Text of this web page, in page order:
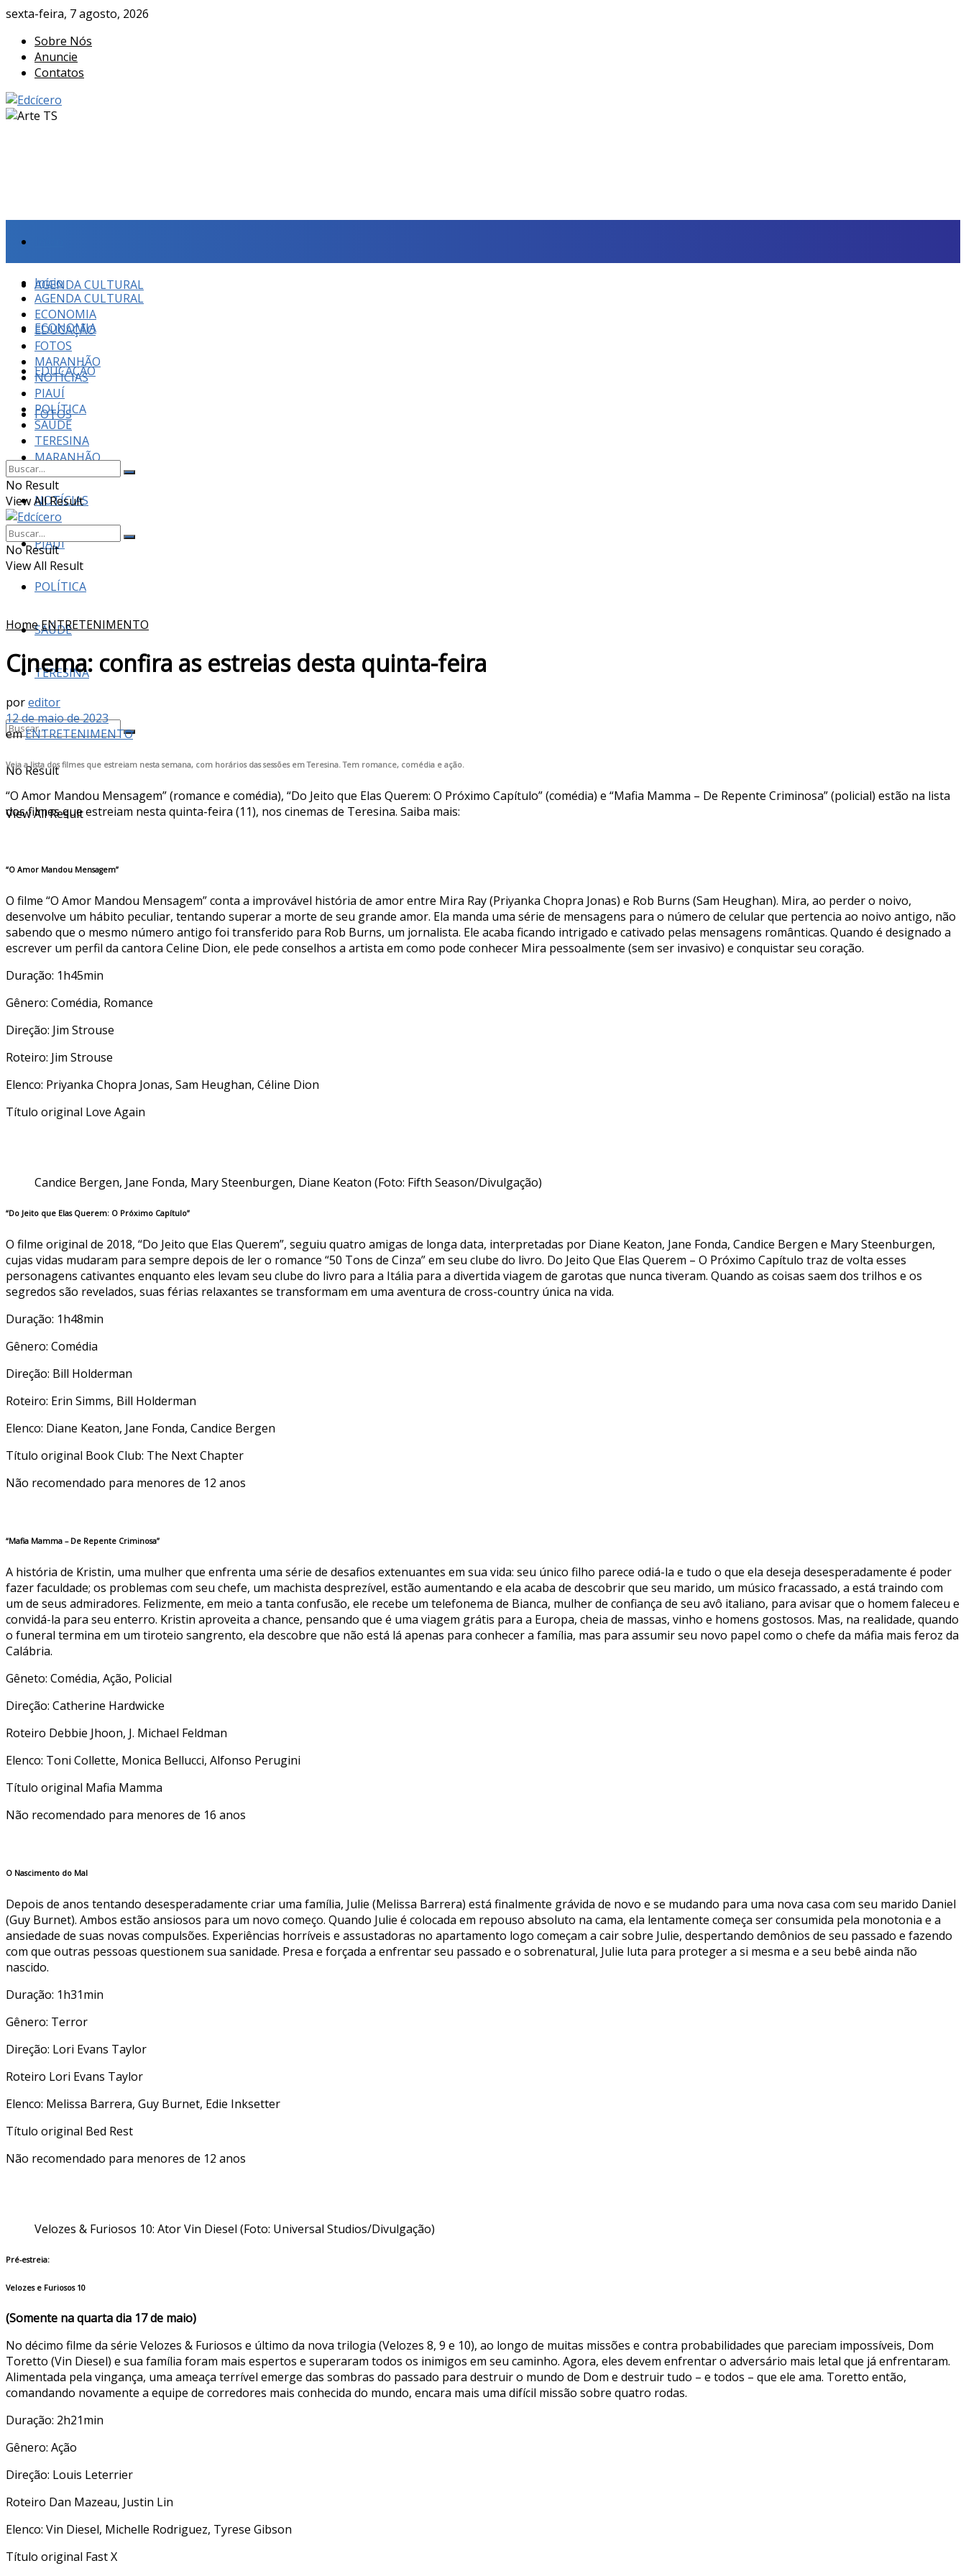
sexta-feira, 7 agosto, 2026
Sobre Nós
Anuncie
Contatos
AGENDA CULTURAL
ECONOMIA
EDUCAÇÃO
FOTOS
MARANHÃO
NOTÍCIAS
PIAUÍ
POLÍTICA
SAÚDE
TERESINA
No Result
View All Result
Início
AGENDA CULTURAL
ECONOMIA
EDUCAÇÃO
FOTOS
MARANHÃO
NOTÍCIAS
PIAUÍ
POLÍTICA
SAÚDE
TERESINA
No Result
View All Result
No Result
View All Result
Home ENTRETENIMENTO
Cinema: confira as estreias desta quinta-feira
poreditor
12 de maio de 2023
emENTRETENIMENTO
Veja a lista dos filmes que estreiam nesta semana, com horários das sessões em Teresina. Tem romance, comédia e ação.
“O Amor Mandou Mensagem” (romance e comédia), “Do Jeito que Elas Querem: O Próximo Capítulo” (comédia) e “Mafia Mamma – De Repente Criminosa” (policial) estão na lista
dos filmes que estreiam nesta quinta-feira (11), nos cinemas de Teresina. Saiba mais:
“O Amor Mandou Mensagem”
O filme “O Amor Mandou Mensagem” conta a improvável história de amor entre Mira Ray (Priyanka Chopra Jonas) e Rob Burns (Sam Heughan). Mira, ao perder o noivo,
desenvolve um hábito peculiar, tentando superar a morte de seu grande amor. Ela manda uma série de mensagens para o número de celular que pertencia ao noivo antigo, não
sabendo que o mesmo número antigo foi transferido para Rob Burns, um jornalista. Ele acaba ficando intrigado e cativado pelas mensagens românticas. Quando é designado a
escrever um perfil da cantora Celine Dion, ele pede conselhos a artista em como pode conhecer Mira pessoalmente (sem ser invasivo) e conquistar seu coração.
Duração: 1h45min
Gênero: Comédia, Romance
Direção: Jim Strouse
Roteiro: Jim Strouse
Elenco: Priyanka Chopra Jonas, Sam Heughan, Céline Dion
Título original Love Again
Candice Bergen, Jane Fonda, Mary Steenburgen, Diane Keaton (Foto: Fifth Season/Divulgação)
“Do Jeito que Elas Querem: O Próximo Capítulo”
O filme original de 2018, “Do Jeito que Elas Querem”, seguiu quatro amigas de longa data, interpretadas por Diane Keaton, Jane Fonda, Candice Bergen e Mary Steenburgen,
cujas vidas mudaram para sempre depois de ler o romance “50 Tons de Cinza” em seu clube do livro. Do Jeito Que Elas Querem – O Próximo Capítulo traz de volta esses
personagens cativantes enquanto eles levam seu clube do livro para a Itália para a divertida viagem de garotas que nunca tiveram. Quando as coisas saem dos trilhos e os
segredos são revelados, suas férias relaxantes se transformam em uma aventura de cross-country única na vida.
Duração: 1h48min
Gênero: Comédia
Direção: Bill Holderman
Roteiro: Erin Simms, Bill Holderman
Elenco: Diane Keaton, Jane Fonda, Candice Bergen
Título original Book Club: The Next Chapter
Não recomendado para menores de 12 anos
“Mafia Mamma – De Repente Criminosa”
A história de Kristin, uma mulher que enfrenta uma série de desafios extenuantes em sua vida: seu único filho parece odiá-la e tudo o que ela deseja desesperadamente é poder
fazer faculdade; os problemas com seu chefe, um machista desprezível, estão aumentando e ela acaba de descobrir que seu marido, um músico fracassado, a está traindo com
um de seus admiradores. Felizmente, em meio a tanta confusão, ele recebe um telefonema de Bianca, mulher de confiança de seu avô italiano, para avisar que o homem faleceu e
convidá-la para seu enterro. Kristin aproveita a chance, pensando que é uma viagem grátis para a Europa, cheia de massas, vinho e homens gostosos. Mas, na realidade, quando
o funeral termina em um tiroteio sangrento, ela descobre que não está lá apenas para conhecer a família, mas para assumir seu novo papel como o chefe da máfia mais feroz da
Calábria.
Gêneto: Comédia, Ação, Policial
Direção: Catherine Hardwicke
Roteiro Debbie Jhoon, J. Michael Feldman
Elenco: Toni Collette, Monica Bellucci, Alfonso Perugini
Título original Mafia Mamma
Não recomendado para menores de 16 anos
O Nascimento do Mal
Depois de anos tentando desesperadamente criar uma família, Julie (Melissa Barrera) está finalmente grávida de novo e se mudando para uma nova casa com seu marido Daniel
(Guy Burnet). Ambos estão ansiosos para um novo começo. Quando Julie é colocada em repouso absoluto na cama, ela lentamente começa ser consumida pela monotonia e a
ansiedade de suas novas compulsões. Experiências horríveis e assustadoras no apartamento logo começam a cair sobre Julie, despertando demônios de seu passado e fazendo
com que outras pessoas questionem sua sanidade. Presa e forçada a enfrentar seu passado e o sobrenatural, Julie luta para proteger a si mesma e a seu bebê ainda não
nascido.
Duração: 1h31min
Gênero: Terror
Direção: Lori Evans Taylor
Roteiro Lori Evans Taylor
Elenco: Melissa Barrera, Guy Burnet, Edie Inksetter
Título original Bed Rest
Não recomendado para menores de 12 anos
Velozes & Furiosos 10: Ator Vin Diesel (Foto: Universal Studios/Divulgação)
Pré-estreia:
Velozes e Furiosos 10
(Somente na quarta dia 17 de maio)
No décimo filme da série Velozes & Furiosos e último da nova trilogia (Velozes 8, 9 e 10), ao longo de muitas missões e contra probabilidades que pareciam impossíveis, Dom
Toretto (Vin Diesel) e sua família foram mais espertos e superaram todos os inimigos em seu caminho. Agora, eles devem enfrentar o adversário mais letal que já enfrentaram.
Alimentada pela vingança, uma ameaça terrível emerge das sombras do passado para destruir o mundo de Dom e destruir tudo – e todos – que ele ama. Toretto então,
comandando novamente a equipe de corredores mais conhecida do mundo, encara mais uma difícil missão sobre quatro rodas.
Duração: 2h21min
Gênero: Ação
Direção: Louis Leterrier
Roteiro Dan Mazeau, Justin Lin
Elenco: Vin Diesel, Michelle Rodriguez, Tyrese Gibson
Título original Fast X